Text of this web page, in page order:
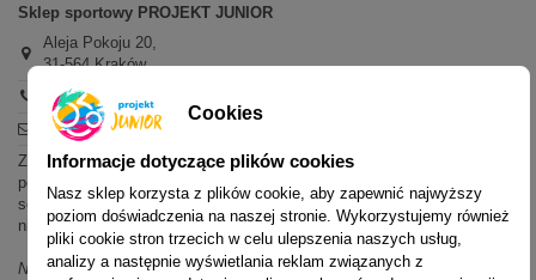
Sklep sportowy PROJEKT JUNIOR
Aleja Pokoju 20,
31-564 Kraków
+48 600 779 897
sklep@projektjunior.pl
Zapraszamy do sklepu stacjonarnego:
poniedziałek - piątek: 11.00-19.00
sobota: 10.00-14.00
niedziela (każda): nieczynne
Nie odpowiadamy na wiadomości SMS. W sprawach dotyczących
Cookies
Informacje dotyczące plików cookies
Nasz sklep korzysta z plików cookie, aby zapewnić najwyższy
poziom doświadczenia na naszej stronie. Wykorzystujemy również
pliki cookie stron trzecich w celu ulepszenia naszych usług,
analizy a następnie wyświetlania reklam związanych z